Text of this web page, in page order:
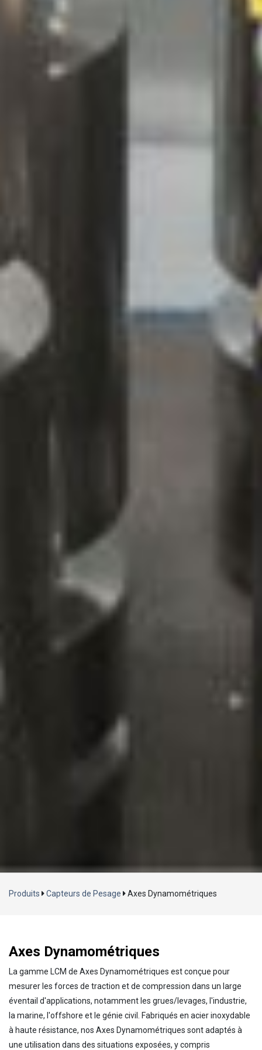
Produits Capteurs de Pesage Axes Dynamométriques
Axes Dynamométriques
La gamme LCM de Axes Dynamométriques est conçue pour
mesurer les forces de traction et de compression dans un large
éventail d'applications, notamment les grues/levages, l'industrie,
la marine, l'offshore et le génie civil. Fabriqués en acier inoxydable
à haute résistance, nos Axes Dynamométriques sont adaptés à
une utilisation dans des situations exposées, y compris